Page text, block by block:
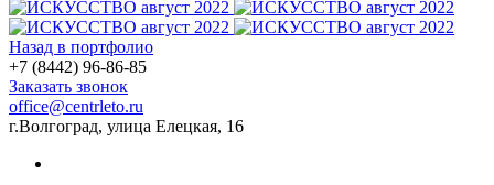
Назад в портфолио
+7 (8442) 96-86-85
Заказать звонок
office@centrleto.ru
г.Волгоград, улица Елецкая, 16